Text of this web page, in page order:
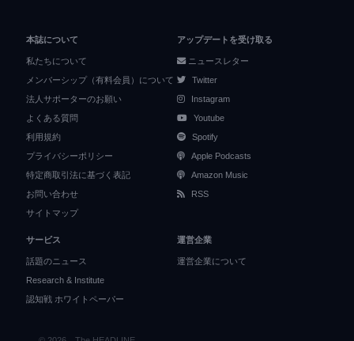
本誌について
私たちについて
メンバーシップ（有料会員）について
法人サポーターのお願い
よくある質問
利用規約
プライバシーポリシー
特定商取引法に基づく表記
お問い合わせ
サイトマップ
アップデートを受け取る
ニュースレター
Twitter
Instagram
Youtube
Spotify
Apple Podcasts
Amazon Music
RSS
サービス
話題のニュース
Research & Institute
認知戦 ホワイトペーパー
運営企業
運営企業について